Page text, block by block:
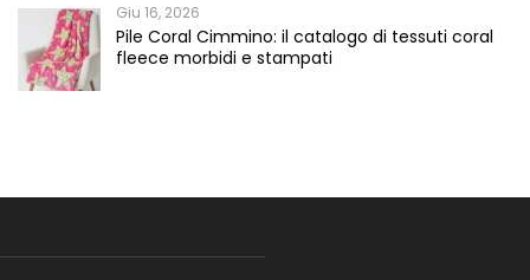
Giu 16, 2026
Pile Coral Cimmino: il catalogo di tessuti coral
fleece morbidi e stampati